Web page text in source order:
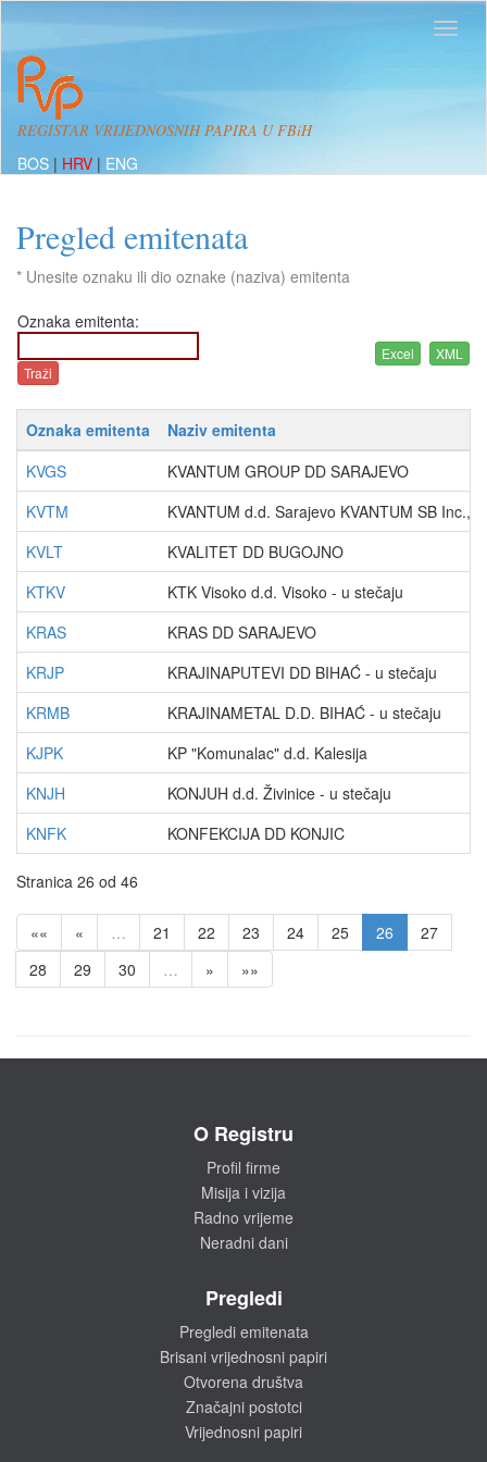
REGISTAR VRIJEDNOSNIH PAPIRA U FBiH
BOS | HRV | ENG
Pregled emitenata
* Unesite oznaku ili dio oznake (naziva) emitenta
Oznaka emitenta:
Oznaka emitenta
Naziv emitenta
KVGS
KVANTUM GROUP DD SARAJEVO
KVTM
KVANTUM d.d. Sarajevo KVANTUM SB Inc.,
KVLT
KVALITET DD BUGOJNO
KTKV
KTK Visoko d.d. Visoko - u stečaju
KRAS
KRAS DD SARAJEVO
KRJP
KRAJINAPUTEVI DD BIHAĆ - u stečaju
KRMB
KRAJINAMETAL D.D. BIHAĆ - u stečaju
KJPK
KP "Komunalac" d.d. Kalesija
KNJH
KONJUH d.d. Živinice - u stečaju
KNFK
KONFEKCIJA DD KONJIC
Stranica 26 od 46
«« « … 21 22 23 24 25 26
27
28
29 30 … » »»
O Registru
Profil firme
Misija i vizija
Radno vrijeme
Neradni dani
Pregledi
Pregledi emitenata
Brisani vrijednosni papiri
Otvorena društva
Značajni postotci
Vrijednosni papiri